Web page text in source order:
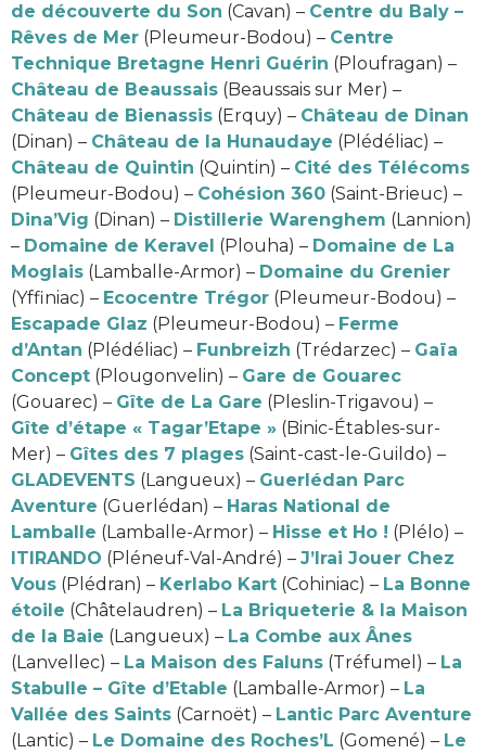
de découverte du Son (Cavan) – Centre du Baly –
Rêves de Mer (Pleumeur-Bodou) – Centre
Technique Bretagne Henri Guérin (Ploufragan) –
Château de Beaussais (Beaussais sur Mer) –
Château de Bienassis (Erquy) – Château de Dinan
(Dinan) – Château de la Hunaudaye (Plédéliac) –
Château de Quintin (Quintin) – Cité des Télécoms
(Pleumeur-Bodou) – Cohésion 360 (Saint-Brieuc) –
Dina’Vig (Dinan) – Distillerie Warenghem (Lannion)
– Domaine de Keravel (Plouha) – Domaine de La
Moglais (Lamballe-Armor) – Domaine du Grenier
(Yffiniac) – Ecocentre Trégor (Pleumeur-Bodou) –
Escapade Glaz (Pleumeur-Bodou) – Ferme
d’Antan (Plédéliac) – Funbreizh (Trédarzec) – Gaïa
Concept (Plougonvelin) – Gare de Gouarec
(Gouarec) – Gîte de La Gare (Pleslin-Trigavou) –
Gîte d’étape « Tagar’Etape » (Binic-Étables-sur-
Mer) – Gîtes des 7 plages (Saint-cast-le-Guildo) –
GLADEVENTS (Langueux) – Guerlédan Parc
Aventure (Guerlédan) – Haras National de
Lamballe (Lamballe-Armor) – Hisse et Ho ! (Plélo) –
ITIRANDO (Pléneuf-Val-André) – J’Irai Jouer Chez
Vous (Plédran) – Kerlabo Kart (Cohiniac) – La Bonne
étoile (Châtelaudren) – La Briqueterie & la Maison
de la Baie (Langueux) – La Combe aux Ânes
(Lanvellec) – La Maison des Faluns (Tréfumel) – La
Stabulle – Gîte d’Etable (Lamballe-Armor) – La
Vallée des Saints (Carnoët) – Lantic Parc Aventure
(Lantic) – Le Domaine des Roches’L (Gomené) – Le